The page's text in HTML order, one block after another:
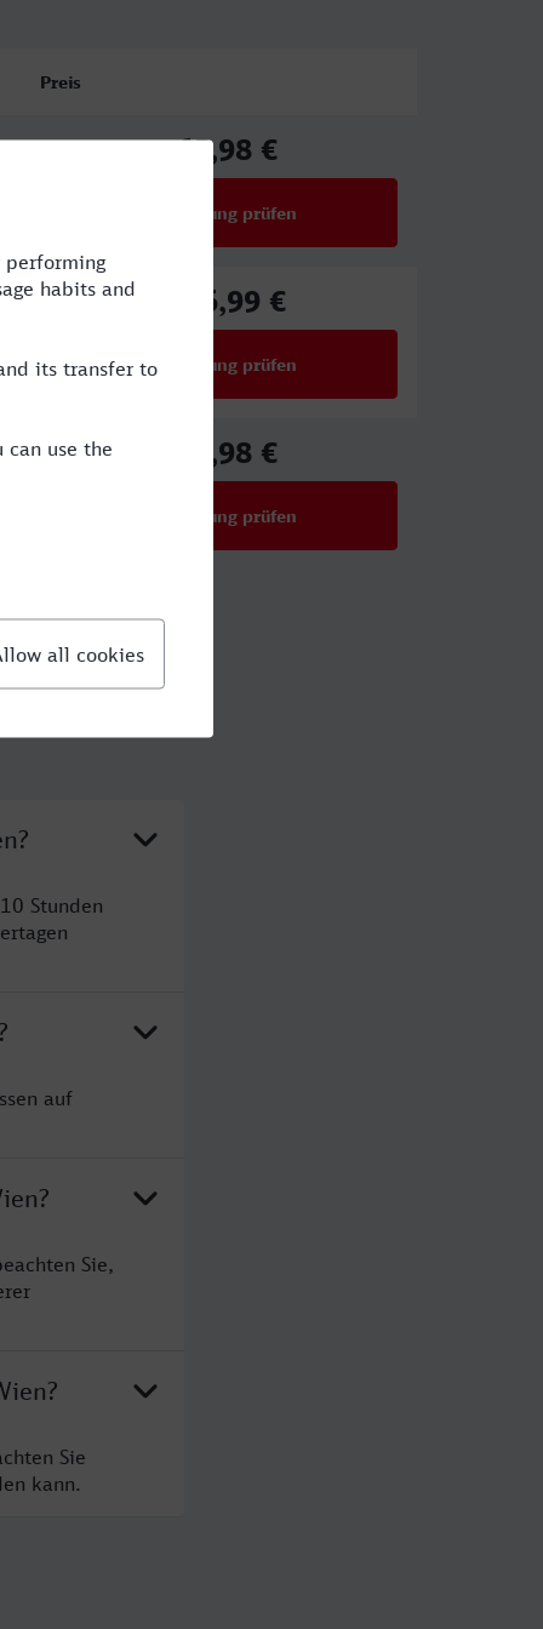
Preis
65,98 €
Verbindung prüfen
116,99 €
Verbindung prüfen
70,98 €
Verbindung prüfen
Stunden
auf
Sie,
Sie
kann.